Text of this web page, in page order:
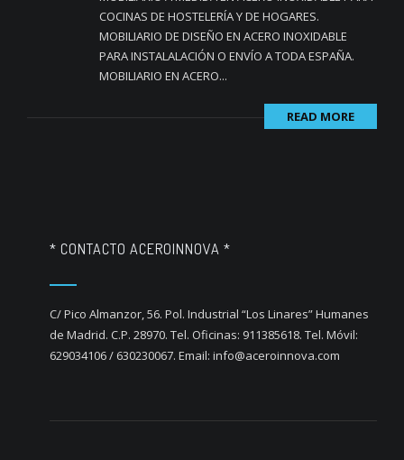
COCINAS DE HOSTELERÍA Y DE HOGARES.
MOBILIARIO DE DISEÑO EN ACERO INOXIDABLE
PARA INSTALALACIÓN O ENVÍO A TODA ESPAÑA.
MOBILIARIO EN ACERO...
READ MORE
* CONTACTO ACEROINNOVA *
C/ Pico Almanzor, 56. Pol. Industrial “Los Linares” Humanes
de Madrid. C.P. 28970. Tel. Oficinas: 911385618. Tel. Móvil:
629034106 / 630230067. Email: info@aceroinnova.com